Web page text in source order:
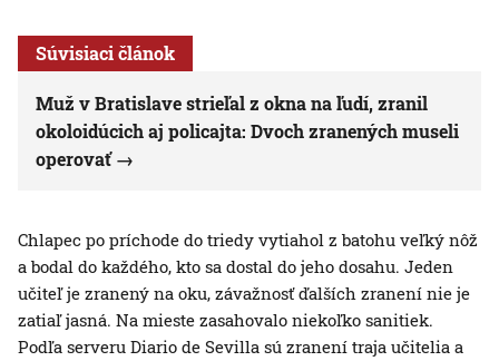
Súvisiaci článok
Muž v Bratislave strieľal z okna na ľudí, zranil
okoloidúcich aj policajta: Dvoch zranených museli
operovať
Chlapec po príchode do triedy vytiahol z batohu veľký nôž
a bodal do každého, kto sa dostal do jeho dosahu. Jeden
učiteľ je zranený na oku, závažnosť ďalších zranení nie je
zatiaľ jasná. Na mieste zasahovalo niekoľko sanitiek.
Podľa serveru Diario de Sevilla sú zranení traja učitelia a